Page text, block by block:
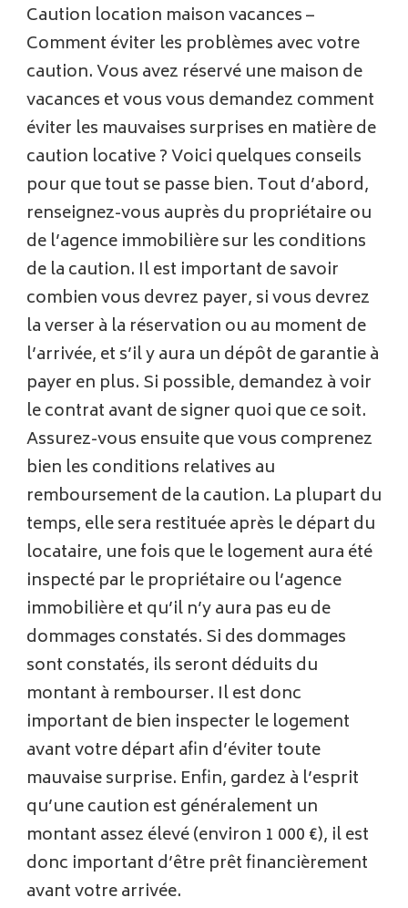
Caution location maison vacances –
Comment éviter les problèmes avec votre
caution. Vous avez réservé une maison de
vacances et vous vous demandez comment
éviter les mauvaises surprises en matière de
caution locative ? Voici quelques conseils
pour que tout se passe bien. Tout d’abord,
renseignez-vous auprès du propriétaire ou
de l’agence immobilière sur les conditions
de la caution. Il est important de savoir
combien vous devrez payer, si vous devrez
la verser à la réservation ou au moment de
l’arrivée, et s’il y aura un dépôt de garantie à
payer en plus. Si possible, demandez à voir
le contrat avant de signer quoi que ce soit.
Assurez-vous ensuite que vous comprenez
bien les conditions relatives au
remboursement de la caution. La plupart du
temps, elle sera restituée après le départ du
locataire, une fois que le logement aura été
inspecté par le propriétaire ou l’agence
immobilière et qu’il n’y aura pas eu de
dommages constatés. Si des dommages
sont constatés, ils seront déduits du
montant à rembourser. Il est donc
important de bien inspecter le logement
avant votre départ afin d’éviter toute
mauvaise surprise. Enfin, gardez à l’esprit
qu’une caution est généralement un
montant assez élevé (environ 1 000 €), il est
donc important d’être prêt financièrement
avant votre arrivée.